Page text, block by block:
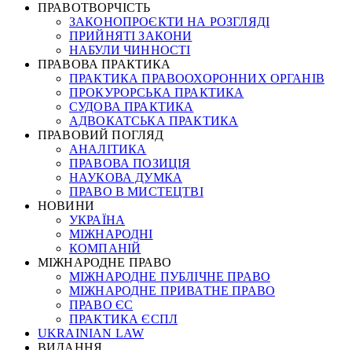
ПРАВОТВОРЧІСТЬ
ЗАКОНОПРОЄКТИ НА РОЗГЛЯДІ
ПРИЙНЯТІ ЗАКОНИ
НАБУЛИ ЧИННОСТІ
ПРАВОВА ПРАКТИКА
ПРАКТИКА ПРАВООХОРОННИХ ОРГАНІВ
ПРОКУРОРСЬКА ПРАКТИКА
СУДОВА ПРАКТИКА
АДВОКАТСЬКА ПРАКТИКА
ПРАВОВИЙ ПОГЛЯД
АНАЛІТИКА
ПРАВОВА ПОЗИЦІЯ
НАУКОВА ДУМКА
ПРАВО В МИСТЕЦТВІ
НОВИНИ
УКРАЇНА
МІЖНАРОДНІ
КОМПАНІЙ
МІЖНАРОДНЕ ПРАВО
МІЖНАРОДНЕ ПУБЛІЧНЕ ПРАВО
МІЖНАРОДНЕ ПРИВАТНЕ ПРАВО
ПРАВО ЄС
ПРАКТИКА ЄСПЛ
UKRAINIAN LAW
ВИДАННЯ